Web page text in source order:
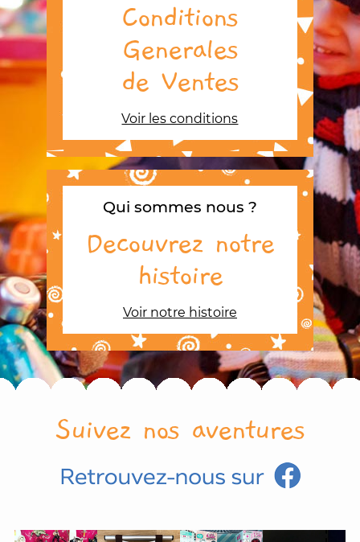
Conditions
Generales
de Ventes
Voir les conditions
Qui sommes nous ?
Decouvrez notre
histoire
Voir notre histoire
Suivez nos aventures